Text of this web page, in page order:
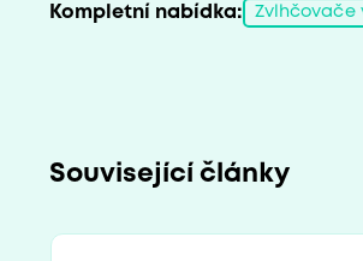
Kompletní nabídka: Zvlhčovače
Související články